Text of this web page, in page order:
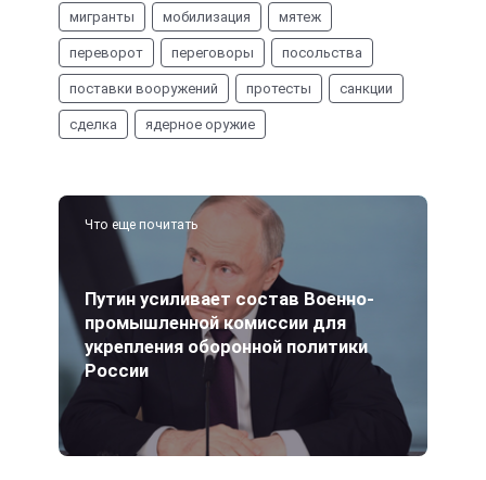
мигранты мобилизация мятеж
переворот переговоры посольства
поставки вооружений протесты санкции
сделка ядерное оружие
Что еще почитать
Путин усиливает состав Военно-
промышленной комиссии для
укрепления оборонной политики
России